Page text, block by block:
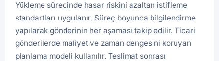
Yükleme sürecinde hasar riskini azaltan istifleme
standartları uygulanır. Süreç boyunca bilgilendirme
yapılarak gönderinin her aşaması takip edilir. Ticari
gönderilerde maliyet ve zaman dengesini koruyan
planlama modeli kullanılır. Teslimat sonrası